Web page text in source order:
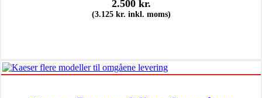
2.500 kr.
(3.125 kr. inkl. moms)